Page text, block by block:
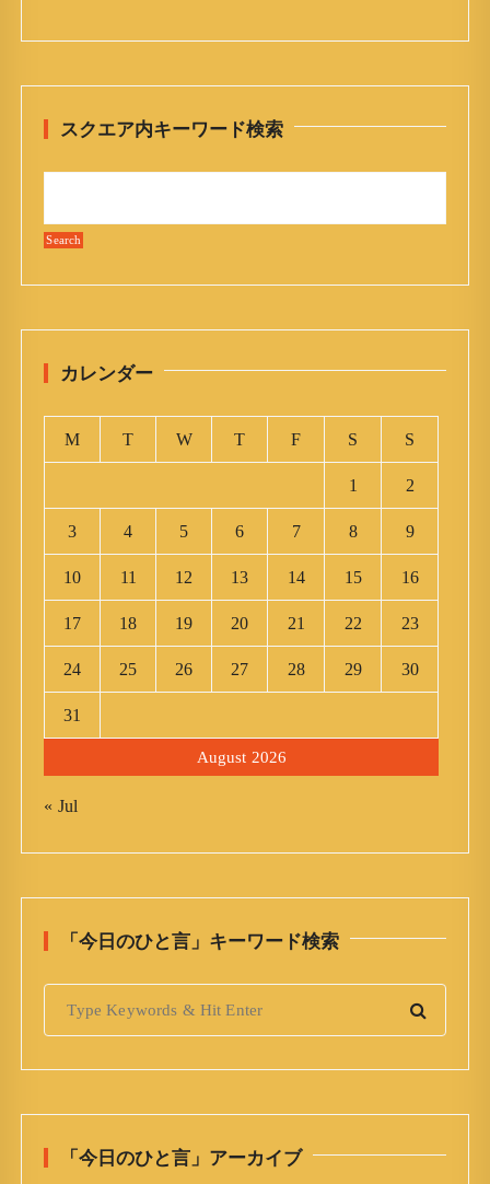
スクエア内キーワード検索
カレンダー
August 2026
M T W T F S S
1 2
3 4 5 6 7 8 9
10 11 12 13 14 15 16
17 18 19 20 21 22 23
24 25 26 27 28 29 30
31
« Jul
「今日のひと言」キーワード検索
「今日のひと言」アーカイブ